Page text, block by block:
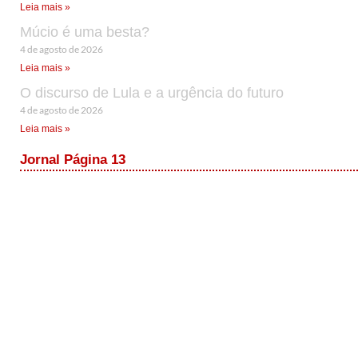
Leia mais »
Múcio é uma besta?
4 de agosto de 2026
Leia mais »
O discurso de Lula e a urgência do futuro
4 de agosto de 2026
Leia mais »
Jornal Página 13